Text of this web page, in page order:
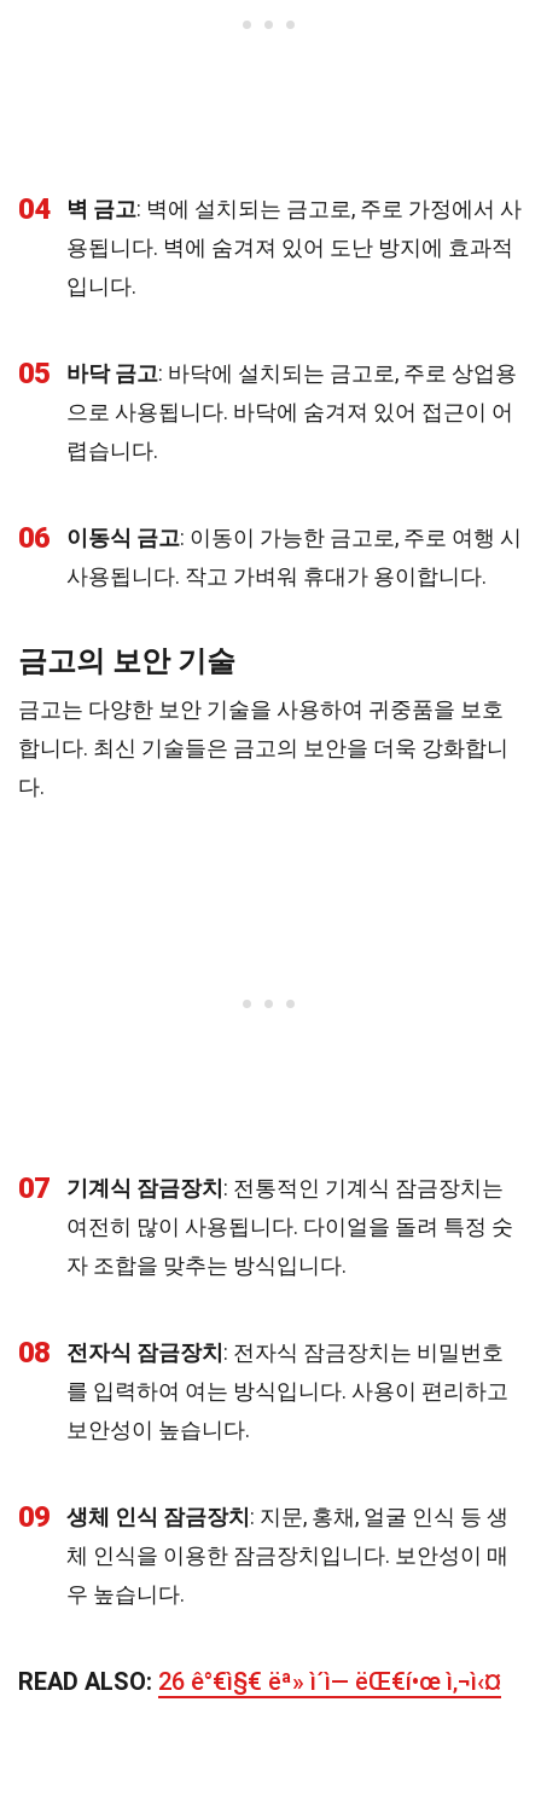
04 벽 금고: 벽에 설치되는 금고로, 주로 가정에서 사
용됩니다. 벽에 숨겨져 있어 도난 방지에 효과적
입니다.
05 바닥 금고: 바닥에 설치되는 금고로, 주로 상업용
으로 사용됩니다. 바닥에 숨겨져 있어 접근이 어
렵습니다.
06 이동식 금고: 이동이 가능한 금고로, 주로 여행 시
사용됩니다. 작고 가벼워 휴대가 용이합니다.
금고의 보안 기술
금고는 다양한 보안 기술을 사용하여 귀중품을 보호
합니다. 최신 기술들은 금고의 보안을 더욱 강화합니
다.
07 기계식 잠금장치 : 전통적인 기계식 잠금장치는
여전히 많이 사용됩니다. 다이얼을 돌려 특정 숫
자 조합을 맞추는 방식입니다.
08 전자식 잠금장치 : 전자식 잠금장치는 비밀번호
를 입력하여 여는 방식입니다. 사용이 편리하고
보안성이 높습니다.
09 생체 인식 잠금장치 : 지문, 홍채, 얼굴 인식 등 생
체 인식을 이용한 잠금장치입니다. 보안성이 매
우 높습니다.
READ ALSO: 26 ê°€ì§€ ëª» ì´ì— ëŒ€í•œ ì‚¬ì‹¤